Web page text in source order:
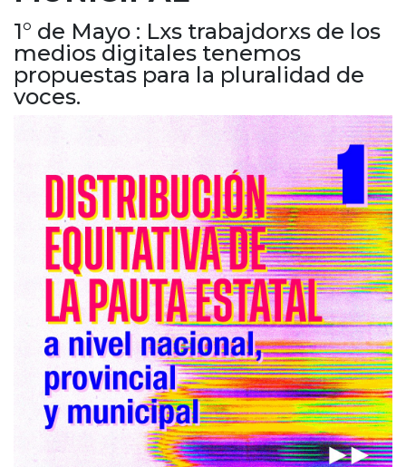
Cruz del Eje
Corredor de Ansenuza
La Carlota y zona
Laboulaye y sur
Río Tercero
Despeñaderos
1° de Mayo : Lxs trabajdorxs de los
medios digitales tenemos
propuestas para la pluralidad de
voces.